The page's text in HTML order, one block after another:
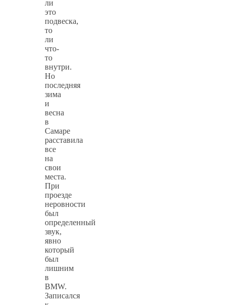
ли
это
подвеска,
то
ли
что-
то
внутри.
Но
последняя
зима
и
весна
в
Самаре
расставила
все
на
свои
места.
При
проезде
неровности
был
определенный
звук,
явно
который
был
лишним
в
BMW.
Записался